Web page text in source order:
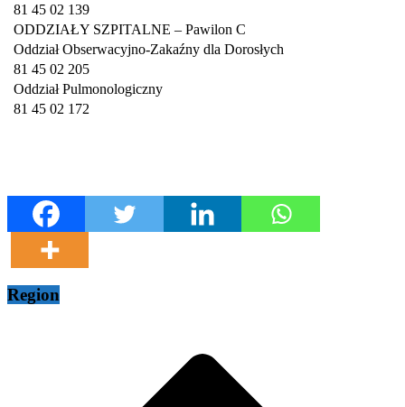
81 45 02 139
ODDZIAŁY SZPITALNE – Pawilon C
Oddział Obserwacyjno-Zakaźny dla Dorosłych
81 45 02 205
Oddział Pulmonologiczny
81 45 02 172
Region